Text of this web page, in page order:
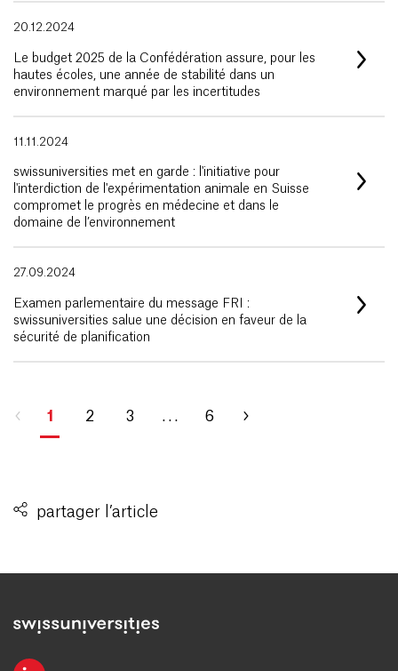
20.12.2024
Le budget 2025 de la Confédération assure, pour les
hautes écoles, une année de stabilité dans un
environnement marqué par les incertitudes
11.11.2024
swissuniversities met en garde : l'initiative pour
l'interdiction de l'expérimentation animale en Suisse
compromet le progrès en médecine et dans le
domaine de l’environnement
27.09.2024
Examen parlementaire du message FRI :
swissuniversities salue une décision en faveur de la
sécurité de planification
1 2 3 . . . 6
partager l’article